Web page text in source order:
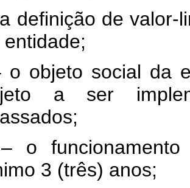
definição de valor-
entidade;
o objeto social da
a ser
o
3 (três) anos;